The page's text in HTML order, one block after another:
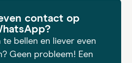
contact op
bellen en liever even
Geen probleem! Een